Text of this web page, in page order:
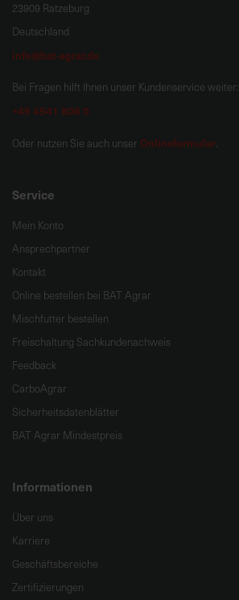
23909 Ratzeburg
Deutschland
info@bat-agrar.de
Bei Fragen hilft Ihnen unser Kundenservice weiter:
+49 4541 806 0
Oder nutzen Sie auch unser Onlineformular.
Service
Mein Konto
Ansprechpartner
Kontakt
Online bestellen bei BAT Agrar
Mischfutter bestellen
Freischaltung Sachkundenachweis
Feedback
CarboAgrar
Sicherheitsdatenblätter
BAT Agrar Mindestpreis
Informationen
Über uns
Karriere
Geschäftsbereiche
Zertifizierungen